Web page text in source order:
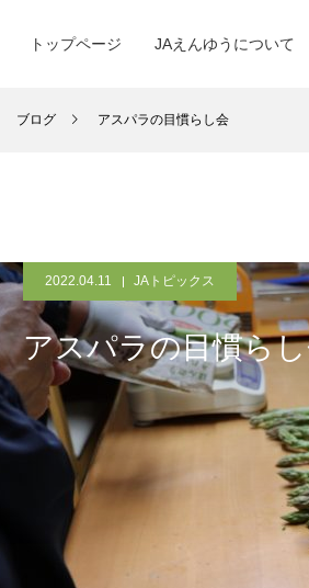
トップページ JAえんゆうについて
ブログ アスパラの目慣らし会
2022.04.11 JAトピックス
アスパラの目慣ら